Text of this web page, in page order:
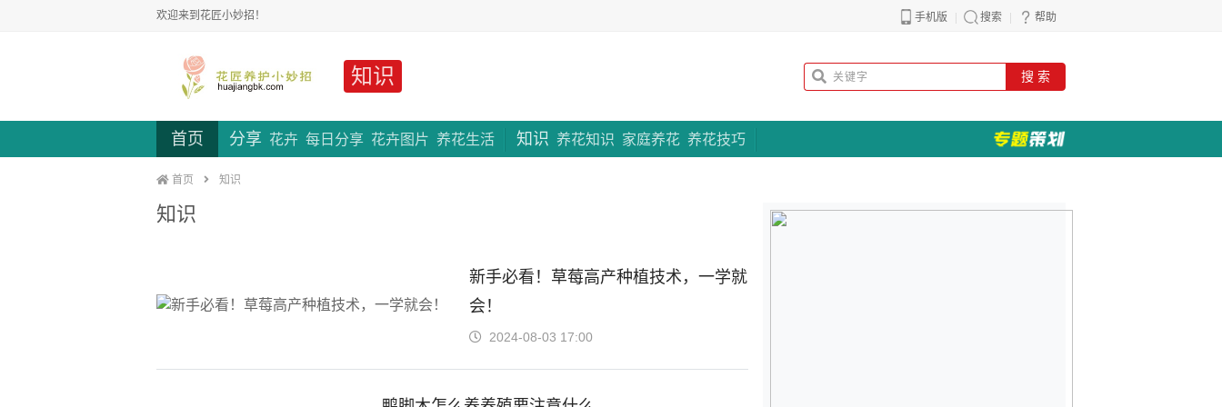
欢迎来到花匠小妙招！ 手机版 搜索 帮助
知识 搜 索
首页 分享 花卉 每日分享 花卉图片 养花生活 知识 养花知识 家庭养花 养花技巧专题策划
首页 知识
知识
新手必看！草莓高产种植技术，一学就
会！
2024-08-03 17:00